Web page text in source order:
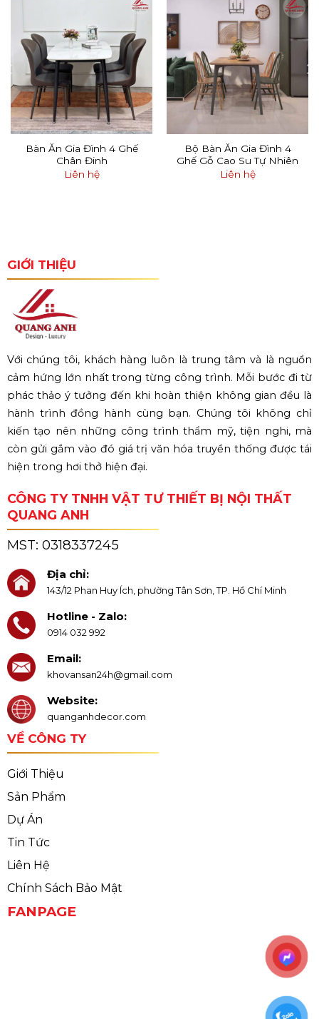
Bàn Ăn Gia Đình 4 Ghế
Chân Đinh
Liên hệ
Bộ Bàn Ăn Gia Đình 4
Ghế Gỗ Cao Su Tự Nhiên
Liên hệ
GIỚI THIỆU
Với chúng tôi, khách hàng luôn là trung tâm và là nguồn
cảm hứng lớn nhất trong từng công trình. Mỗi bước đi từ
phác thảo ý tưởng đến khi hoàn thiện không gian đều là
hành trình đồng hành cùng bạn. Chúng tôi không chỉ
kiến tạo nên những công trình thẩm mỹ, tiện nghi, mà
còn gửi gắm vào đó giá trị văn hóa truyền thống được tái
hiện trong hơi thở hiện đại.
CÔNG TY TNHH VẬT TƯ THIẾT BỊ NỘI THẤT
QUANG ANH
MST: 0318337245
Địa chỉ:
143/12 Phan Huy Ích, phường Tân Sơn, TP. Hồ Chí Minh
Hotline - Zalo:
0914 032 992
Email:
khovansan24h@gmail.com
Website:
quanganhdecor.com
VỀ CÔNG TY
Giới Thiệu
Sản Phẩm
Dự Án
Tin Tức
Liên Hệ
Chính Sách Bảo Mật
FANPAGE